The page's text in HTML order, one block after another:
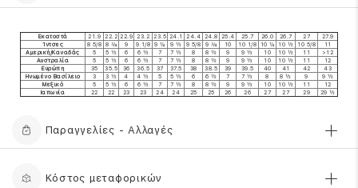
Εκατοστά 21.9 22.2 22.9 23.2 23.5 24.1 24.4 24.8 25.4 25.7 26.0 26.7 27
27.9
Ίντσες
8 5/8 8 ¾ 9 9 1/8 9 ¼ 9 ½ 9 5/8 9 ¾ 10 10 1/8 10 ¼ 10 ½ 10 5/8
11
Αμερική/Καναδάς
5 5 ½ 6 6 ½ 7 7 ½ 8 8 ½ 9 9 ½ 10 10 ½ 11
>12
Αυστραλία
5 5 ½ 6 6 ½ 7 7 ½ 8 8 ½ 9 9 ½ 10 10 ½ 11
12
Ευρώπη
35 35.5 36 36.5 37 37.5 38 38.5 39 39.5 40 41 42
43
Ηνωμένο Βασίλειο
3 3 ½ 4 4 ½ 5 5 ½ 6 6 ½ 7 7 ½ 8 8 ½ 9
9 ½
Μεξικό
5 5 ½ 6 6 ½ 7 7 ½ 8 8 ½ 9 9 ½ 10 10 ½ 11
12
Ιαπωνία
22 22 23 23 24 24 25 25 26 26 27 27 29 29 ½
Παραγγελίες - Αλλαγές
Κόστος μεταφορικών